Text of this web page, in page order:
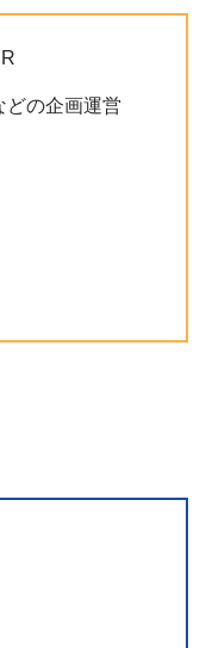
どの企画運営